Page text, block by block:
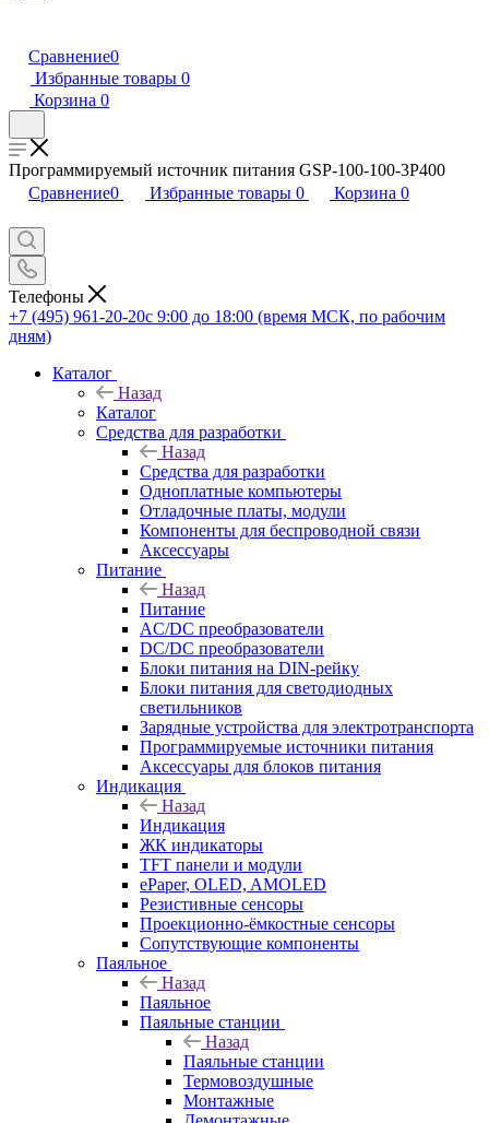
Сравнение0
Избранные товары 0
Корзина 0
Программируемый источник питания GSP-100-100-3P400
Сравнение0 Избранные товары 0 Корзина 0
Телефоны
+7 (495) 961-20-20с 9:00 до 18:00 (время МСК, по рабочим
дням)
Каталог
Назад
Каталог
Средства для разработки
Назад
Средства для разработки
Одноплатные компьютеры
Отладочные платы, модули
Компоненты для беспроводной связи
Аксессуары
Питание
Назад
Питание
AC/DC преобразователи
DC/DC преобразователи
Блоки питания на DIN-рейку
Блоки питания для светодиодных
светильников
Зарядные устройства для электротранспорта
Программируемые источники питания
Аксессуары для блоков питания
Индикация
Назад
Индикация
ЖК индикаторы
TFT панели и модули
ePaper, OLED, AMOLED
Резистивные сенсоры
Проекционно-ёмкостные сенсоры
Сопутствующие компоненты
Паяльное
Назад
Паяльное
Паяльные станции
Назад
Паяльные станции
Термовоздушные
Монтажные